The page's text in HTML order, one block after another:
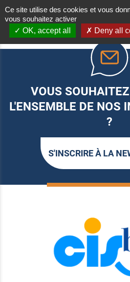
VOUS
L'ENSEMBLE DE NOS
?
S'INSCRIRE À LA
Ce site utilise des cookies et vous
vous souhaitez activer
OK, accept all
Deny all